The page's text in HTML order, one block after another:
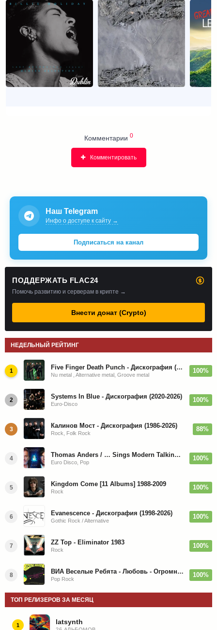
Комментарии 0
Комментировать
Наш Telegram
Инфо о доступе к сайту →
Подписаться на канал
ПОДДЕРЖАТЬ FLAC24
Помочь развитию и серверам в крипте →
Внести донат (Crypto)
НЕДЕЛЬНЫЙ РЕЙТИНГ
1 Five Finger Death Punch - Дискография (2008-2026)
Nu metal , Alternative metal, Groove metal
100%
2 Systems In Blue - Дискография (2020-2026)
Euro-Disco
100%
3 Калинов Мост - Дискография (1986-2026)
Rock, Folk Rock
88%
4 Thomas Anders / … Sings Modern Talking: The Best hi-res
Euro Disco, Pop
100%
5 Kingdom Come [11 Albums] 1988-2009
Rock
100%
6 Evanescence - Дискография (1998-2026)
Gothic Rock / Alternative
100%
7 ZZ Top - Eliminator 1983
Rock
100%
8 ВИА Веселые Ребята - Любовь - Огромная Страна - 1974/2026
Pop Rock
100%
ТОП РЕЛИЗЕРОВ ЗА МЕСЯЦ
1 latsynth